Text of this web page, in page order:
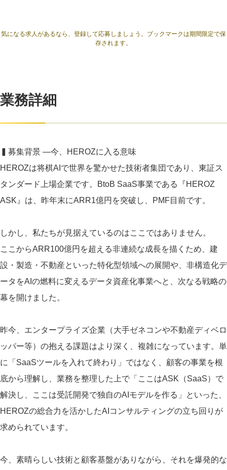
気になる求人があるなら、登録して応募しましょう。ブックマークは期間限定で保
存されます。
業務詳細
▍募集背景 ―今、HEROZに入る意味
HEROZは将棋AIで世界を驚かせた技術者集団であり、東証ス
タンダード上場企業です。BtoB SaaS事業である『HEROZ
ASK』は、昨年末にARR1億円を突破し、PMF目前です。
しかし、私たちが見据えているのはここではありません。
ここからARR100億円を超える非連続な成長を描くため、建
設・製造・不動産といった特化型領域への展開や、非構造化デ
ータをAIの燃料に変えるデータ資産化事業へと、次なる戦略の
幕を開けました。
昨今、エンタープライズ企業（大手ゼネコンや不動産ディベロ
ッパー等）の抱える課題はより深く、複雑になっています。単
に「SaaSツールを入れて終わり」ではなく、顧客の事業を根
底から理解し、業務を整理した上で「ここはASK（SaaS）で
解決し、ここは受託開発で独自のAIモデルを作る」といった、
HEROZの総合力を活かしたAIコンサルティングの立ち回りが
求められています。
今、素晴らしい技術と顧客基盤がありながら、それを爆発的な